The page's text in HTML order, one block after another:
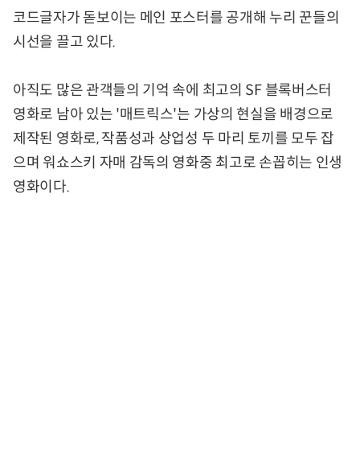
코드글자가 돋보이는 메인 포스터를 공개해 누리 꾼들의
시선을 끌고 있다.
아직도 많은 관객들의 기억 속에 최고의 SF 블록버스터
영화로 남아 있는 '매트릭스'는 가상의 현실을 배경으로
제작된 영화로, 작품성과 상업성 두 마리 토끼를 모두 잡
으며 워쇼스키 자매 감독의 영화중 최고로 손꼽히는 인생
영화이다.